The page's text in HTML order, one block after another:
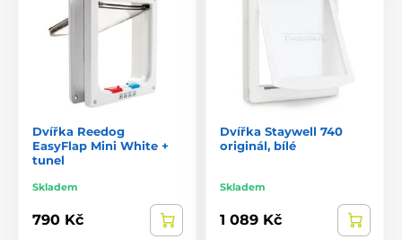
Dvířka Reedog
EasyFlap Mini White +
tunel
Skladem
790 Kč
Dvířka Staywell 740
originál, bílé
Skladem
1 089 Kč